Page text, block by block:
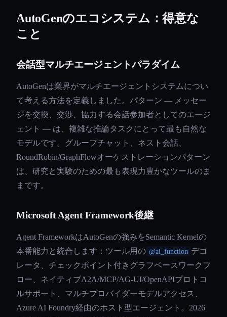
AutoGenのエコシステム：得意な
こと
会話型マルチエージェントパラダイム
AutoGenは業界がマルチエージェントシステムについ
て考える方法を定義しました。パターン — メッセー
ジを交換、交渉、協力する会話参加者としてのエージ
ェント — は、複雑な推論タスクにとって最も自然な
モデルです。グループチャット、ネスト会話、
RoundRobin/GraphFlowオーケストレーションパターン
は、研究と実験のための最も表現力豊かなツールのま
まです。
Microsoft Agent Framework後継
Agent FrameworkはAutoGenの強みをSemantic Kernelの
本番能力と統合します：ツール用の @ai_function デコ
レータ、チェックポイント付きグラフベースワークフ
ロー、ネイティブA2A/MCP/AG-UI/OpenAPIプロトコ
ルサポート、マルチプロバイダーモデルアクセス、
Azure AI Foundry経由のホスト型エージェント。2026